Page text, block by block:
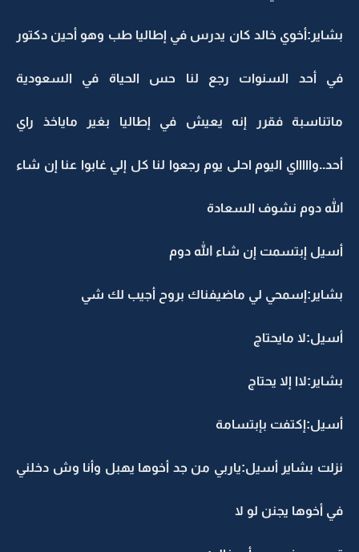
بشاير:أخوي خالد كان يدرس في إطاليا طب وهو أحين دكتور
في أحد السنوات رجع لنا حس الحياة في السعودية
ماتناسبة فقرر إنه يعيش في إطاليا بغير ماياخذ راي
أحد..واااااي اليوم احلى يوم رجعوا لنا كل إلي غابوا عنا إن شاء
الله دوم نشوف السعادة
أسيل إبتسمت إن شاء الله دوم
بشاير:إسمحي لي ماضيفناك بروح أجيب لك شي
أسيل:لا مايحتاج
بشاير:لاا إلا يحتاج
أسيل:إكتفت بإبتسامة
نزلت بشاير أسيل:ياربي من جد أخوها يهبل وأنا وش دخلني
في أخوها يجنن لو لا